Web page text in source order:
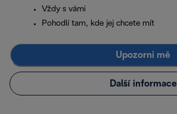
Vždy s vámi
Pohodlí tam, kde jej chcete mít
Upozorni mě
Další informace